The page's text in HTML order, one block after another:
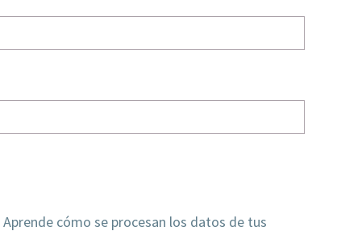
Aprende cómo se procesan los datos de tus